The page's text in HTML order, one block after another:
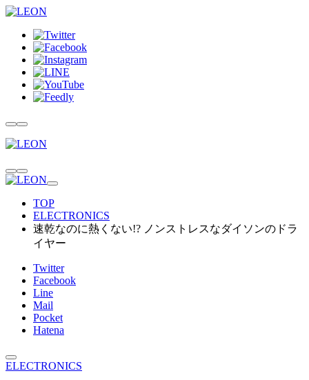
TOP
ELECTRONICS
速乾なのに熱くない!? ノンストレスなダイソンのドラ
イヤー
Twitter
Facebook
Line
Mail
Pocket
Hatena
ELECTRONICS